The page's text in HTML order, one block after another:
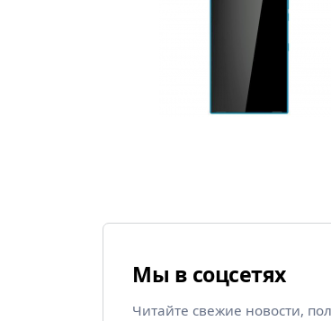
Мы в соцсетях
Читайте свежие новости,